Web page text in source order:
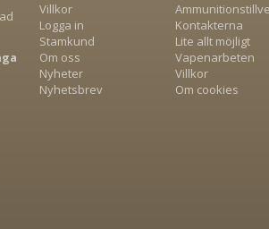
Villkor
Logga in
Stamkund
Om oss
Nyheter
Nyhetsbrev
Kontakterna
Lite allt möjligt
Vapenarbeten
Villkor
Om cookies